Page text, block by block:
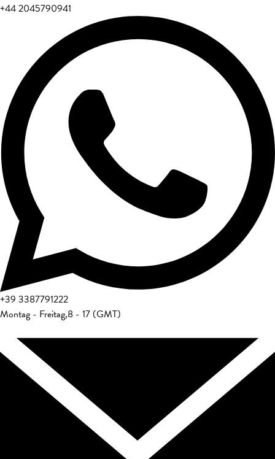
+44 2045790941
+39 3387791222
Montag - Freitag,8 - 17 (GMT)